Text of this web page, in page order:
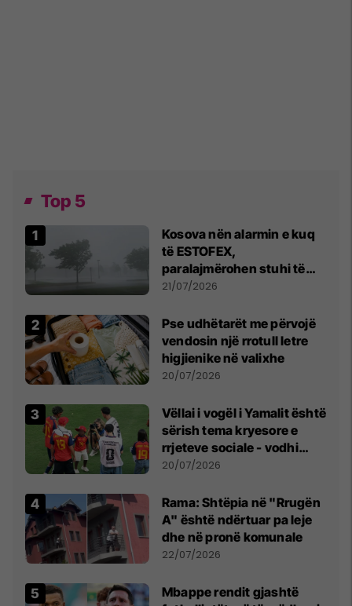
Top 5
Kosova nën alarmin e kuq
të ESTOFEX,
paralajmërohen stuhi të
fuqishme me breshër dhe
21/07/2026
Pse udhëtarët me përvojë
vendosin një rrotull letre
higjienike në valixhe
20/07/2026
Vëllai i vogël i Yamalit është
sërish tema kryesore e
rrjeteve sociale - vodhi
vëmendjen pas finales së
20/07/2026
Rama: Shtëpia në "Rrugën
A" është ndërtuar pa leje
dhe në pronë komunale
22/07/2026
Mbappe rendit gjashtë